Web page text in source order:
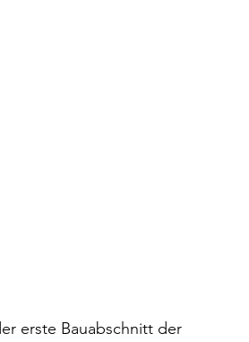
erste Bauabschnitt der